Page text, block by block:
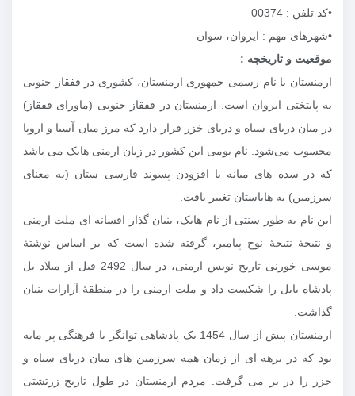
•کد تلفن : 00374
•شهرهای مهم : ایروان، سوان
موقعیت و تاریخچه :
ارمنستان با نام رسمی جمهوری ارمنستان، کشوری در قفقاز جنوبی
به پایتختی ایروان است. ارمنستان در قفقاز جنوبی (ماورای قفقاز)
در میان دریای سیاه و دریای خزر قرار دارد که مرز میان آسیا و اروپا
محسوب می‌شود. نام بومی این کشور در زبان ارمنی هایک می ‌باشد
که در سده‌ های میانه با افزودن پسوند فارسی ستان (به معنای
سرزمین) به هایاستان تغییر یافت.
این نام به طور سنتی از نام هایک، بنیان گذار افسانه ‌ای ملت ارمنی
و نتیجهٔ نتیجهٔ نوح پیامبر، گرفته شده‌ است که بر اساس نوشتهٔ
موسی خورنی تاریخ نویس ارمنی، در سال 2492 قبل از میلاد بل
پادشاه بابل را شکست داد و ملت ارمنی را در منطقهٔ آرارات بنیان
گذاشت.
ارمنستان پیش از سال 1454 یک پادشاهی توانگر با فرهنگی پر مایه
بود که در برهه ‌ای از زمان همه سرزمین های میان دریای سیاه و
خزر را در بر می‌ گرفت. مردم ارمنستان در طول تاریخ زرتشتی